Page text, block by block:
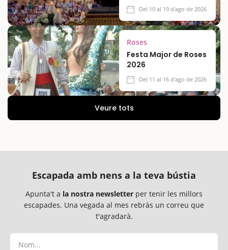
Del 10 al 19 d'ago de 2026
Roses
Festa Major de Roses
2026
Del 11 al 16 d'ago de 2026
Veure tots
Escapada amb nens a la teva bústia
Apunta't a la nostra newsletter per tenir les millors
escapades. Una vegada al mes rebràs un correu que
t'agradarà.